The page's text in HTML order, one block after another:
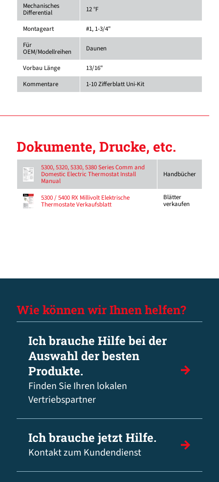
Mechanisches
Differential 12 °F
Montageart
#1, 1-3/4"
Für
OEM/Modellreihen Daunen
Vorbau Länge
13/16"
Kommentare
1-10 Zifferblatt Uni-Kit
Dokumente, Drucke, etc.
5300, 5320, 5330, 5380 Series Comm and
Domestic Electric Thermostat Install
Manual
Handbücher
5300 / 5400 RX Millivolt Elektrische
Thermostate Verkaufsblatt
Blätter
verkaufen
Wie können wir Ihnen helfen?
Ich brauche Hilfe bei der
Auswahl der besten
Produkte.
Finden Sie Ihren lokalen
Vertriebspartner
Ich brauche jetzt Hilfe.
Kontakt zum Kundendienst